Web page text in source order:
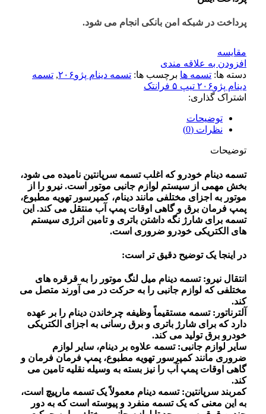
پرداخت در شبکه امن بانکی انجام می شود.
مقايسه
افزودن به علاقه مندی
دسته ها: تسمه ها برچسب ها: تسمه دینام پژو۲۰۶ , تسمه
دینام پژو۲۰۶ تیپ ۵ فرانتک
اشتراک گذاری:
توضیحات
نظرات (0)
توضیحات
تسمه دینام خودرو که اغلب تسمه سرپانتین نامیده می شود،
بخش مهمی از سیستم لوازم جانبی موتور است. نیرو را از
موتور به اجزای مختلفی مانند دینام، کمپرسور تهویه مطبوع،
پمپ فرمان برق و گاهی اوقات پمپ آب منتقل می کند. این
تسمه برای شارژ نگه داشتن باتری و تامین انرژی سیستم
های الکتریکی خودرو ضروری است.
در اینجا یک توضیح دقیق تر است:
انتقال نیرو: تسمه دینام میل لنگ موتور را به قرقره های
مختلفی که لوازم جانبی را به حرکت در می آورند متصل می
کند.
آلترناتور: تسمه مستقیماً وظیفه چرخاندن دینام را بر عهده
دارد که برای شارژ باتری و برق رسانی به اجزای الکتریکی
خودرو برق تولید می کند.
سایر لوازم جانبی: تسمه علاوه بر دینام، سایر لوازم
ضروری مانند کمپرسور تهویه مطبوع، پمپ فرمان فرمان و
گاهی اوقات پمپ آب را نیز بسته به وسیله نقلیه تامین می
کند.
کمربند سرپانتین: تسمه دینام معمولاً یک تسمه مارپیچ است،
به این معنی که یک تسمه منفرد و پیوسته است که به دور